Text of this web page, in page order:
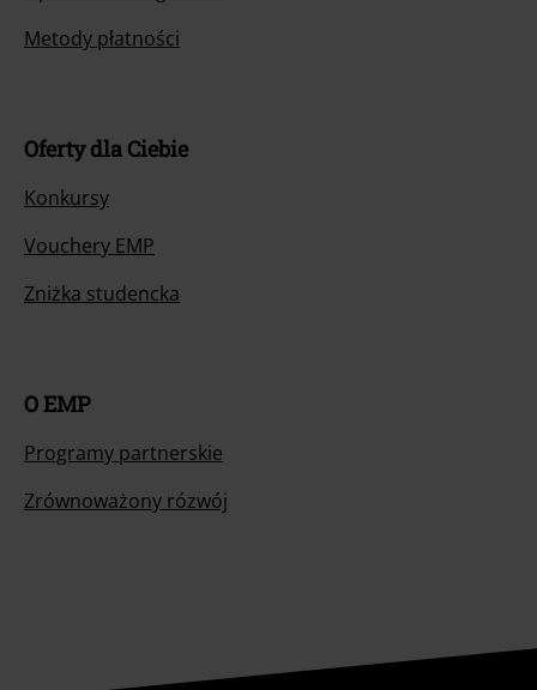
Metody płatności
Oferty dla Ciebie
Konkursy
Vouchery EMP
Zniżka studencka
O EMP
Programy partnerskie
Zrównoważony rózwój